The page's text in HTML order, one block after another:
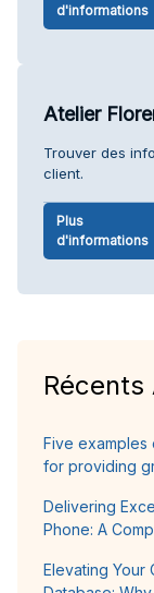
d'informations
Atelier
Trouver des
client.
Plus
d'informations
Récents
Five examples
for providing
Delivering
Phone: A
Elevating Your